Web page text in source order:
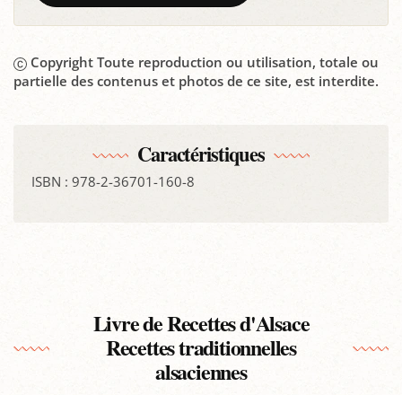
Copyright Toute reproduction ou utilisation, totale ou
partielle des contenus et photos de ce site, est interdite.
Caractéristiques
ISBN : 978-2-36701-160-8
Livre de Recettes d'Alsace
Recettes traditionnelles
alsaciennes